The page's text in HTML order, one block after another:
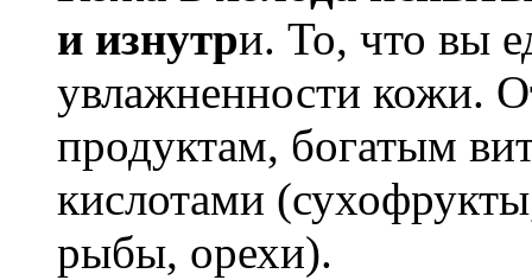
и из­нутри. То, что вы
увлаж­ненности кожи.
продуктам, бо­гатым
кислотами
рыбы, орехи).